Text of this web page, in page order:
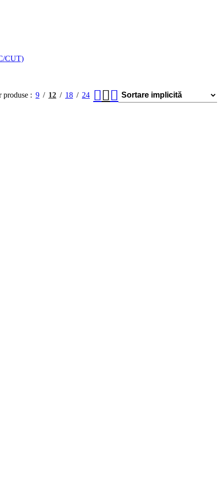
CUT)
produse 9 12 18 24